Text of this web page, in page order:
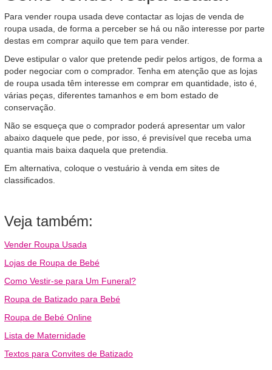
Para vender roupa usada deve contactar as lojas de venda de
roupa usada, de forma a perceber se há ou não interesse por parte
destas em comprar aquilo que tem para vender.
Deve estipular o valor que pretende pedir pelos artigos, de forma a
poder negociar com o comprador. Tenha em atenção que as lojas
de roupa usada têm interesse em comprar em quantidade, isto é,
várias peças, diferentes tamanhos e em bom estado de
conservação.
Não se esqueça que o comprador poderá apresentar um valor
abaixo daquele que pede, por isso, é previsível que receba uma
quantia mais baixa daquela que pretendia.
Em alternativa, coloque o vestuário à venda em sites de
classificados.
Veja também:
Vender Roupa Usada
Lojas de Roupa de Bebé
Como Vestir-se para Um Funeral?
Roupa de Batizado para Bebé
Roupa de Bebé Online
Lista de Maternidade
Textos para Convites de Batizado